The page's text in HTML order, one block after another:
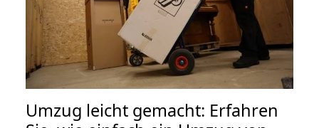
Umzug leicht gemacht: Erfahren